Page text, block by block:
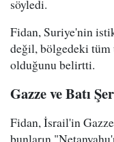
söyledi.
Fidan, Suriye'nin
değil, bölgedeki
olduğunu belirtti.
Gazze ve Batı
Fidan, İsrail'in
bunların